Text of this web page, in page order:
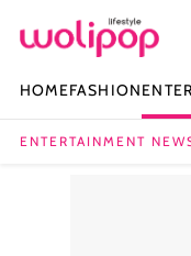
HOMEFASHION
ENTERTAINMENT